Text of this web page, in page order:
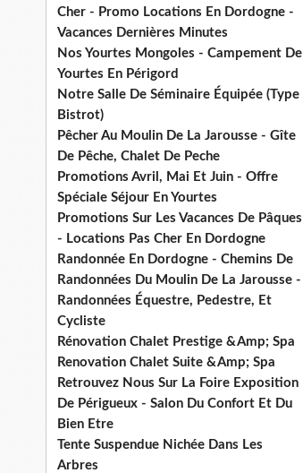
Cher - Promo Locations En Dordogne -
Vacances Dernières Minutes
Nos Yourtes Mongoles - Campement De
Yourtes En Périgord
Notre Salle De Séminaire Équipée (Type
Bistrot)
Pêcher Au Moulin De La Jarousse - Gîte
De Pêche, Chalet De Peche
Promotions Avril, Mai Et Juin - Offre
Spéciale Séjour En Yourtes
Promotions Sur Les Vacances De Pâques
- Locations Pas Cher En Dordogne
Randonnée En Dordogne - Chemins De
Randonnées Du Moulin De La Jarousse -
Randonnées Équestre, Pedestre, Et
Cycliste
Rénovation Chalet Prestige &Amp; Spa
Renovation Chalet Suite &Amp; Spa
Retrouvez Nous Sur La Foire Exposition
De Périgueux - Salon Du Confort Et Du
Bien Etre
Tente Suspendue Nichée Dans Les
Arbres